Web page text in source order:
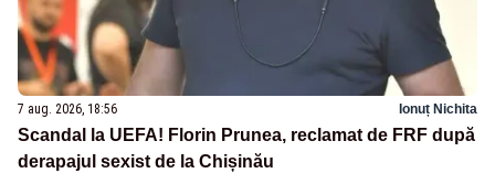
7 aug. 2026, 18:56 Ionuț Nichita
Scandal la UEFA! Florin Prunea, reclamat de FRF după
derapajul sexist de la Chișinău